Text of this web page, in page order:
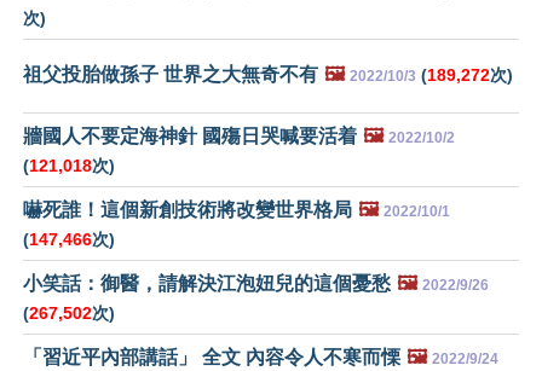
次)
祖父投胎做孫子 世界之大無奇不有 🖼️ 2022/10/3 (189,272次)
牆國人不要定海神針 國殤日哭喊要活着 🖼️ 2022/10/2
(121,018次)
嚇死誰！這個新創技術將改變世界格局 🖼️ 2022/10/1
(147,466次)
小笑話：御醫，請解決江泡妞兒的這個憂愁 🖼️ 2022/9/26
(267,502次)
「習近平內部講話」 全文 內容令人不寒而慄 🖼️ 2022/9/24